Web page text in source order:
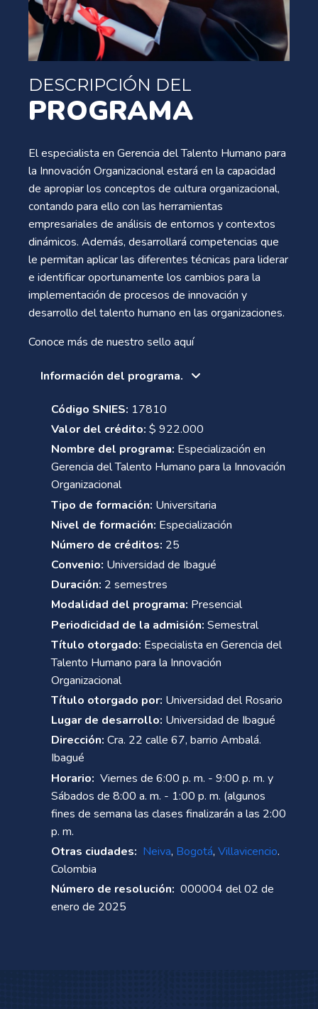
DESCRIPCIÓN DEL
PROGRAMA
El especialista en Gerencia del Talento Humano para
la Innovación Organizacional estará en la capacidad
de apropiar los conceptos de cultura organizacional,
contando para ello con las herramientas
empresariales de análisis de entornos y contextos
dinámicos. Además, desarrollará competencias que
le permitan aplicar las diferentes técnicas para liderar
e identificar oportunamente los cambios para la
implementación de procesos de innovación y
desarrollo del talento humano en las organizaciones.
Conoce más de nuestro sello aquí
Información del programa.
Código SNIES: 17810
Valor del crédito: $ 922.000
Nombre del programa: Especialización en
Gerencia del Talento Humano para la Innovación
Organizacional
Tipo de formación: Universitaria
Nivel de formación: Especialización
Número de créditos: 25
Convenio: Universidad de Ibagué
Duración: 2 semestres
Modalidad del programa: Presencial
Periodicidad de la admisión: Semestral
Título otorgado: Especialista en Gerencia del
Talento Humano para la Innovación
Organizacional
Título otorgado por: Universidad del Rosario
Lugar de desarrollo: Universidad de Ibagué
Dirección: Cra. 22 calle 67, barrio Ambalá.
Ibagué
Horario: Viernes de 6:00 p. m. - 9:00 p. m. y
Sábados de 8:00 a. m. - 1:00 p. m. (algunos
fines de semana las clases finalizarán a las 2:00
p. m.
Otras ciudades: Neiva, Bogotá, Villavicencio.
Colombia
Número de resolución: 000004 del 02 de
enero de 2025